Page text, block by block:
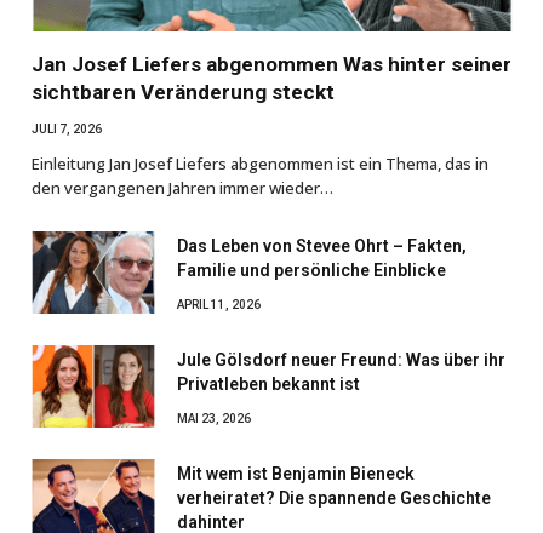
Jan Josef Liefers abgenommen Was hinter seiner
sichtbaren Veränderung steckt
JULI 7, 2026
Einleitung Jan Josef Liefers abgenommen ist ein Thema, das in
den vergangenen Jahren immer wieder…
Das Leben von Stevee Ohrt – Fakten,
Familie und persönliche Einblicke
APRIL 11, 2026
Jule Gölsdorf neuer Freund: Was über ihr
Privatleben bekannt ist
MAI 23, 2026
Mit wem ist Benjamin Bieneck
verheiratet? Die spannende Geschichte
dahinter